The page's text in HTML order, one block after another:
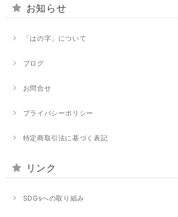
お知らせ
「はの字」について
ブログ
お問合せ
プライバシーポリシー
特定商取引法に基づく表記
リンク
SDGsへの取り組み